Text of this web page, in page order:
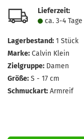
Lieferzeit:
ca. 3-4 Tage
Lagerbestand: 1 Stück
Marke: Calvin Klein
Zielgruppe: Damen
Größe: S - 17 cm
Schmuckart: Armreif